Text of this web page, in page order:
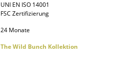
UNI EN ISO 14001
FSC Zertifizierung
24 Monate
The Wild Bunch Kollektion